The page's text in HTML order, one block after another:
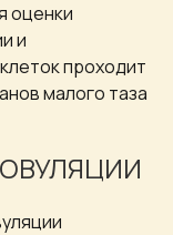
оценки
и
проходит
малого таза